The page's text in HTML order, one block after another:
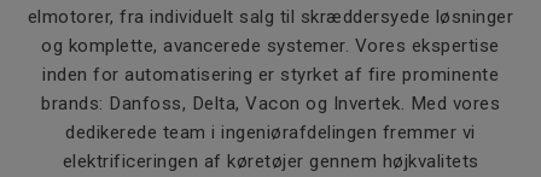
elmotorer, fra individuelt salg til skræddersyede løsninger
og komplette, avancerede systemer. Vores ekspertise
inden for automatisering er styrket af fire prominente
brands: Danfoss, Delta, Vacon og Invertek. Med vores
dedikerede team i ingeniørafdelingen fremmer vi
elektrificeringen af køretøjer gennem højkvalitets